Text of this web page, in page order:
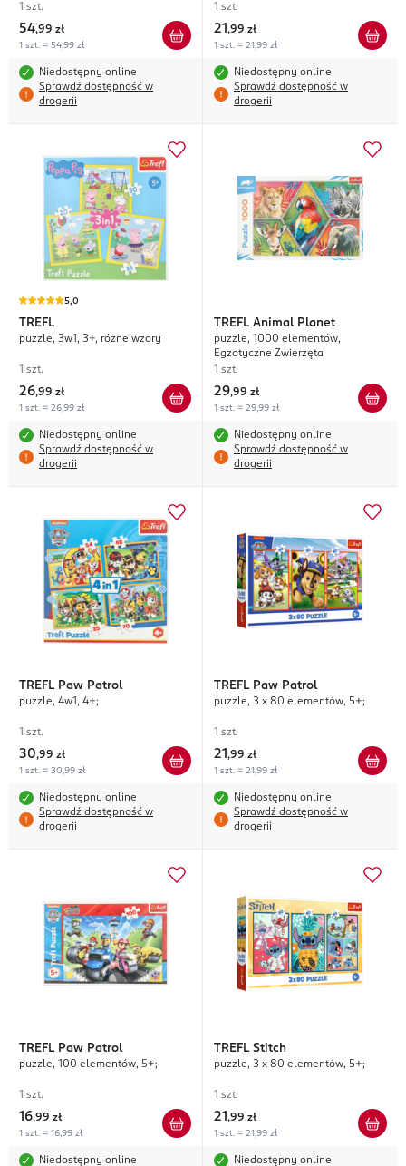
1 szt.
54,99 zł
1 szt. = 54,99 zł
Niedostępny online
Sprawdź dostępność w
drogerii
1 szt.
21 ,99 zł
1 szt. = 21,99 zł
Niedostępny online
Sprawdź dostępność w
drogerii
5,0
TREFL
puzzle, 3w1, 3+, różne wzory
1 szt.
26,99 zł
1 szt. = 26,99 zł
Niedostępny online
Sprawdź dostępność w
drogerii
TREFL Animal Planet
puzzle, 1000 elementów,
Egzotyczne Zwierzęta
1 szt.
29,99 zł
1 szt. = 29,99 zł
Niedostępny online
Sprawdź dostępność w
drogerii
TREFL Paw Patrol
puzzle, 4w1, 4+;
1 szt.
30,99 zł
1 szt. = 30,99 zł
Niedostępny online
Sprawdź dostępność w
drogerii
TREFL Paw Patrol
puzzle, 3 x 80 elementów, 5+;
1 szt.
21 ,99 zł
1 szt. = 21,99 zł
Niedostępny online
Sprawdź dostępność w
drogerii
TREFL Paw Patrol
puzzle, 100 elementów, 5+;
1 szt.
16,99 zł
1 szt. = 16,99 zł
Niedostępny online
TREFL Stitch
puzzle, 3 x 80 elementów, 5+;
1 szt.
21 ,99 zł
1 szt. = 21,99 zł
Niedostępny online